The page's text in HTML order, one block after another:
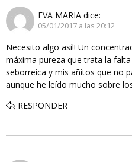
EVA MARIA dice:
05/01/2017 a las 20:12
Necesito algo así!! Un
máxima pureza que trata la
seborreica y mis añitos que no
aunque he leído mucho sobre
RESPONDER